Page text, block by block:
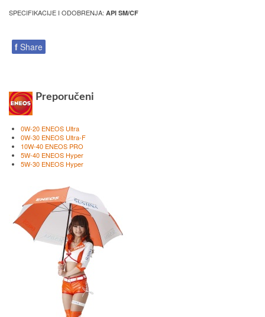
SPECIFIKACIJE I ODOBRENJA: API SM/CF
f Share
Preporučeni
0W-20 ENEOS Ultra
0W-30 ENEOS Ultra-F
10W-40 ENEOS PRO
5W-40 ENEOS Hyper
5W-30 ENEOS Hyper